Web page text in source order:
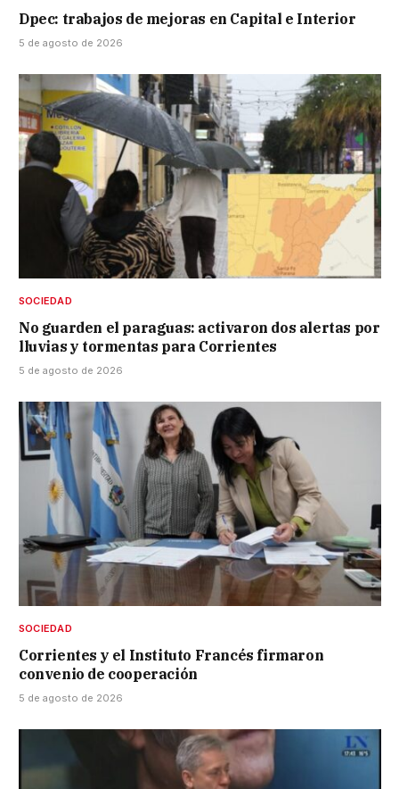
Dpec: trabajos de mejoras en Capital e Interior
5 de agosto de 2026
SOCIEDAD
No guarden el paraguas: activaron dos alertas por
lluvias y tormentas para Corrientes
5 de agosto de 2026
SOCIEDAD
Corrientes y el Instituto Francés firmaron
convenio de cooperación
5 de agosto de 2026